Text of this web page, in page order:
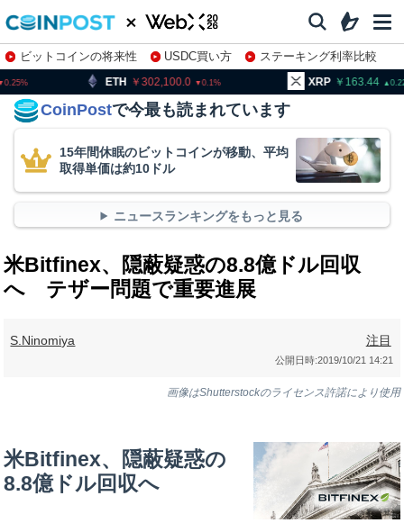
ビットコインの将来性 USDC買い方
ステーキング利率比較
株特集・関連銘柄
302,100.0 XRP 163.44 BNB
CoinPostで今最も読まれています
15年間休眠のビットコインが移動、平均
取得単価は約10ドル
ニュースランキングをもっと見る
米Bitfinex、隠蔽疑惑の8.8億ドル回収
へ テザー問題で重要進展
S.Ninomiya 注目
公開日時:2019/10/21 14:21
画像はShutterstockのライセンス許諾により使用
米Bitfinex、隠蔽疑惑の
8.8億ドル回収へ